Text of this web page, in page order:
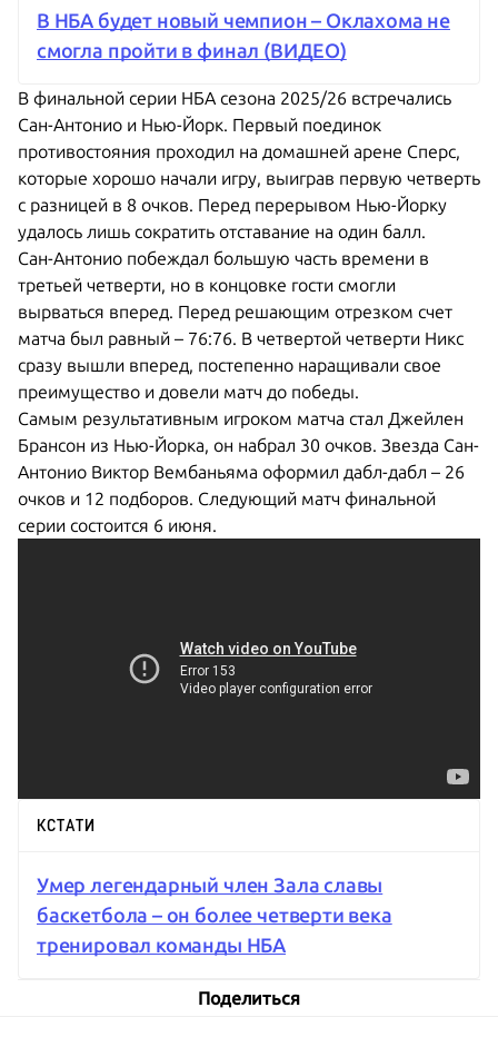
В НБА будет новый чемпион – Оклахома не
смогла пройти в финал (ВИДЕО)
В финальной серии НБА сезона 2025/26 встречались
Сан-Антонио и Нью-Йорк. Первый поединок
противостояния проходил на домашней арене Сперс,
которые хорошо начали игру, выиграв первую четверть
с разницей в 8 очков. Перед перерывом Нью-Йорку
удалось лишь сократить отставание на один балл.
Сан-Антонио побеждал большую часть времени в
третьей четверти, но в концовке гости смогли
вырваться вперед. Перед решающим отрезком счет
матча был равный – 76:76. В четвертой четверти Никс
сразу вышли вперед, постепенно наращивали свое
преимущество и довели матч до победы.
Самым результативным игроком матча стал Джейлен
Брансон из Нью-Йорка, он набрал 30 очков. Звезда Сан-
Антонио Виктор Вембаньяма оформил дабл-дабл – 26
очков и 12 подборов. Следующий матч финальной
серии состоится 6 июня.
КСТАТИ
Умер легендарный член Зала славы
баскетбола – он более четверти века
тренировал команды НБА
Поделиться